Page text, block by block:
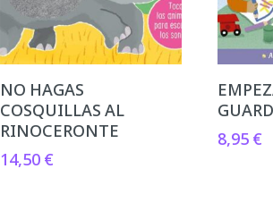
NO HAGAS
COSQUILLAS AL
RINOCERONTE
14,50 €
8,95 €